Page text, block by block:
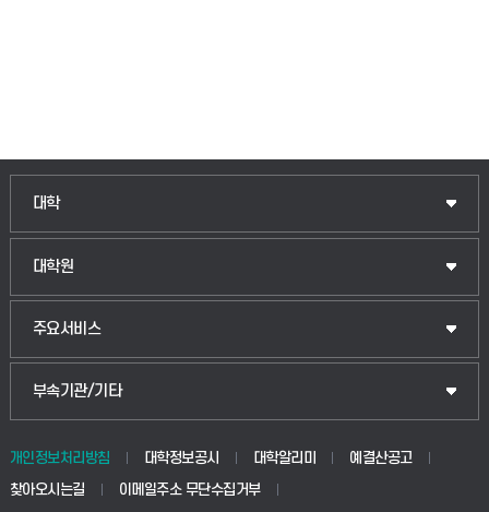
대학
인문융합공공인재학부
법경영학부
생명공학부
대학원
일반대학원
산업대학원
공공정책대학원
교육대학원
주요서비스
입학안내
웹메일
학사시스템(전문학사 및 전공심화)
부속기관/기타
중앙도서관
학생생활관(안성)
개인정보처리방침 대학정보공시 대학알리미
예결산공고
찾아오시는길
이메일주소 무단수집거부